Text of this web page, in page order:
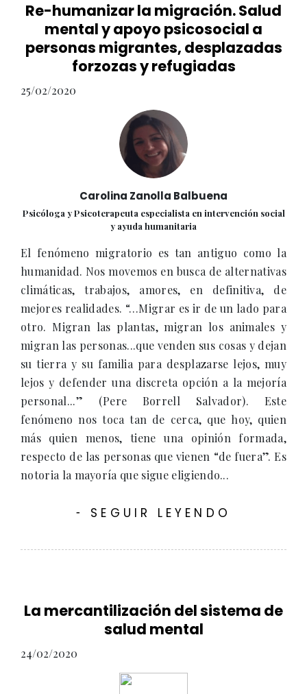
Re-humanizar la migración. Salud
mental y apoyo psicosocial a
personas migrantes, desplazadas
forzozas y refugiadas
25/02/2020
Carolina Zanolla Balbuena
Psicóloga y Psicoterapeuta especialista en intervención social
y ayuda humanitaria
El fenómeno migratorio es tan antiguo como la
humanidad. Nos movemos en busca de alternativas
climáticas, trabajos, amores, en definitiva, de
mejores realidades. “…Migrar es ir de un lado para
otro. Migran las plantas, migran los animales y
migran las personas...que venden sus cosas y dejan
su tierra y su familia para desplazarse lejos, muy
lejos y defender una discreta opción a la mejoría
personal...” (Pere Borrell Salvador). Este
fenómeno nos toca tan de cerca, que hoy, quien
más quien menos, tiene una opinión formada,
respecto de las personas que vienen “de fuera”. Es
notoria la mayoría que sigue eligiendo...
- SEGUIR LEYENDO
La mercantilización del sistema de
salud mental
24/02/2020